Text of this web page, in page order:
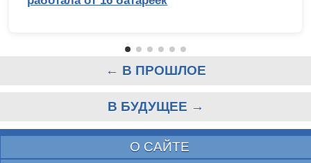
← В ПРОШЛОЕ
В БУДУЩЕЕ →
О САЙТЕ